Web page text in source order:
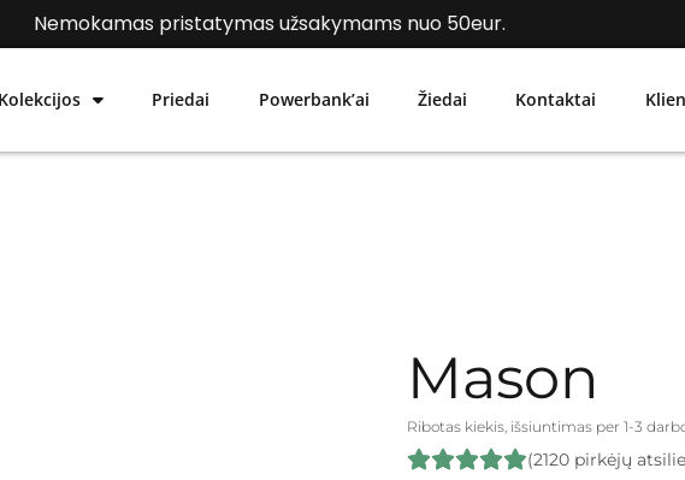
Nemokamas pristatymas užsakymams nuo 50eur.
Kolekcijos Priedai Powerbank’ai Žiedai Kontaktai
Mason
Ribotas kiekis, išsiuntimas per 1-3
(2120 pirkėjų